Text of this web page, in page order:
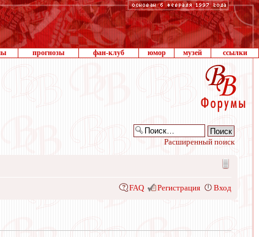
прогнозы фан-клуб юмор музей ссылки
Расширенный поиск
FAQ Регистрация Вход